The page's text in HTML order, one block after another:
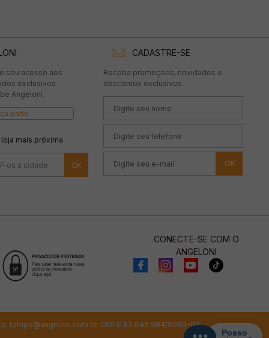
seu acesso aos
exclusivos
Angeloni.
parte
mais próxima
CADASTRE-SE
Receba promoções, novidades e
descontos exclusivos.
OK
CONECTE-SE COM O
ANGELONI
tempo@angeloni.com.br. CNPJ: 83.646.984/0069-06